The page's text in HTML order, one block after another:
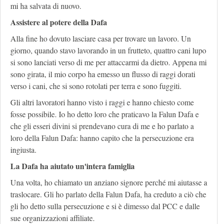
mi ha salvata di nuovo.
Assistere al potere della Dafa
Alla fine ho dovuto lasciare casa per trovare un lavoro. Un
giorno, quando stavo lavorando in un frutteto, quattro cani lupo
si sono lanciati verso di me per attaccarmi da dietro. Appena mi
sono girata, il mio corpo ha emesso un flusso di raggi dorati
verso i cani, che si sono rotolati per terra e sono fuggiti.
Gli altri lavoratori hanno visto i raggi e hanno chiesto come
fosse possibile. Io ho detto loro che praticavo la Falun Dafa e
che gli esseri divini si prendevano cura di me e ho parlato a
loro della Falun Dafa: hanno capito che la persecuzione era
ingiusta.
La Dafa ha aiutato un'intera famiglia
Una volta, ho chiamato un anziano signore perché mi aiutasse a
traslocare. Gli ho parlato della Falun Dafa, ha creduto a ciò che
gli ho detto sulla persecuzione e si è dimesso dal PCC e dalle
sue organizzazioni affiliate.